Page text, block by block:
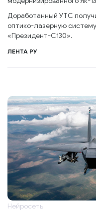
Доработанный УТС
оптико-лазерную
«Президент-С130».
ЛЕНТА РУ
Нейросеть